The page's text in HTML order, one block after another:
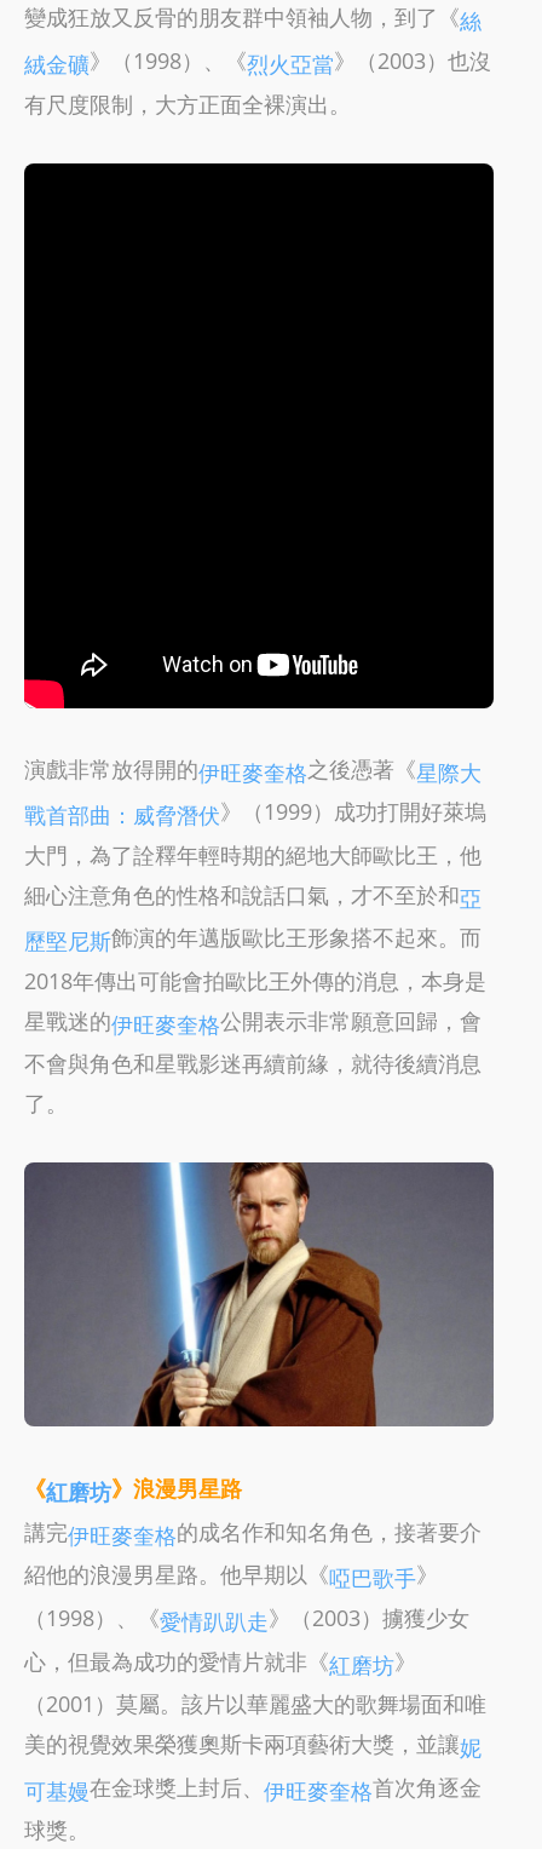
變成狂放又反骨的朋友群中領袖人物，到了《絲
絨金礦》（1998）、《烈火亞當》（2003）也沒
有尺度限制，大方正面全裸演出。
演戲非常放得開的伊旺麥奎格之後憑著《星際大
戰首部曲：威脅潛伏》（1999）成功打開好萊塢
大門，為了詮釋年輕時期的絕地大師歐比王，他
細心注意角色的性格和說話口氣，才不至於和亞
歷堅尼斯飾演的年邁版歐比王形象搭不起來。而
2018年傳出可能會拍歐比王外傳的消息，本身是
星戰迷的伊旺麥奎格公開表示非常願意回歸，會
不會與角色和星戰影迷再續前緣，就待後續消息
了。
《紅磨坊》浪漫男星路
講完伊旺麥奎格的成名作和知名角色，接著要介
紹他的浪漫男星路。他早期以《啞巴歌手》
（1998）、《愛情趴趴走》（2003）擄獲少女
心，但最為成功的愛情片就非《紅磨坊》
（2001）莫屬。該片以華麗盛大的歌舞場面和唯
美的視覺效果榮獲奧斯卡兩項藝術大獎，並讓妮
可基嫚在金球獎上封后、 伊旺麥奎格首次角逐金
球獎。